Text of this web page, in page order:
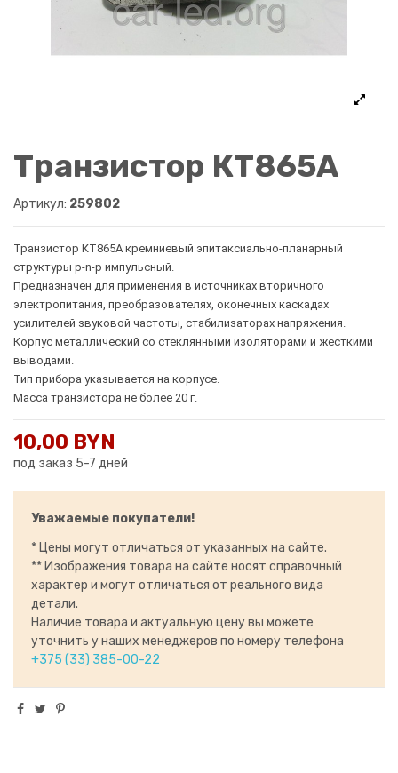
Транзистор КТ865А
Артикул: 259802
Транзистор КТ865А кремниевый эпитаксиально-планарный
структуры p-n-p импульсный.
Предназначен для применения в источниках вторичного
электропитания, преобразователях, оконечных каскадах
усилителей звуковой частоты, стабилизаторах напряжения.
Корпус металлический со стеклянными изоляторами и жесткими
выводами.
Тип прибора указывается на корпусе.
Масса транзистора не более 20 г.
10,00 BYN
под заказ 5-7 дней
Уважаемые покупатели!
* Цены могут отличаться от указанных на сайте.
** Изображения товара на сайте носят справочный
характер и могут отличаться от реального вида
детали.
Наличие товара и актуальную цену вы можете
уточнить у наших менеджеров по номеру телефона
+375 (33) 385-00-22